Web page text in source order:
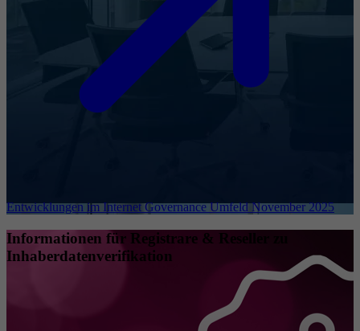
Entwicklungen im Internet Governance Umfeld November 2025
Informationen für Registrare & Reseller zu
Inhaberdatenverifikation